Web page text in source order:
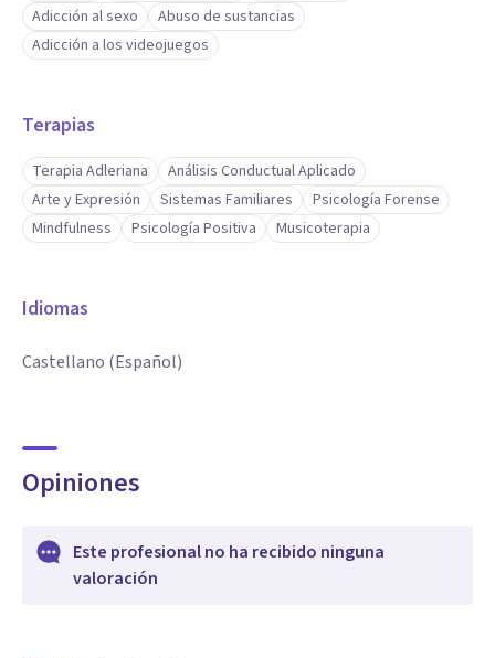
Adicción al sexo
Abuso de sustancias
Adicción a los videojuegos
Terapias
Terapia Adleriana
Análisis Conductual Aplicado
Arte y Expresión
Sistemas Familiares
Psicología Forense
Mindfulness
Psicología Positiva Musicoterapia
Idiomas
Castellano (Español)
Opiniones
Este profesional no ha recibido ninguna
valoración